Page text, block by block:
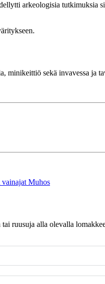
arkeologisia tutkimuksia
minikeittiö sekä invavessa ja
vainajat Muhos
ruusuja alla olevalla